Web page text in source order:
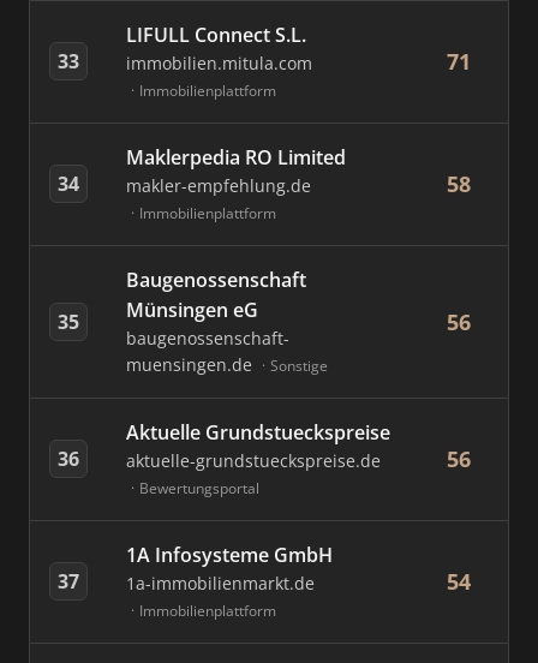
33
LIFULL Connect S.L.
immobilien.mitula.com
Immobilienplattform
71
34
Maklerpedia RO Limited
makler-empfehlung.de
Immobilienplattform
58
35
Baugenossenschaft
Münsingen eG
baugenossenschaft-
muensingen.de
Sonstige
56
36
Aktuelle Grundstueckspreise
aktuelle-grundstueckspreise.de
Bewertungsportal
56
37
1A Infosysteme GmbH
1a-immobilienmarkt.de
Immobilienplattform
54